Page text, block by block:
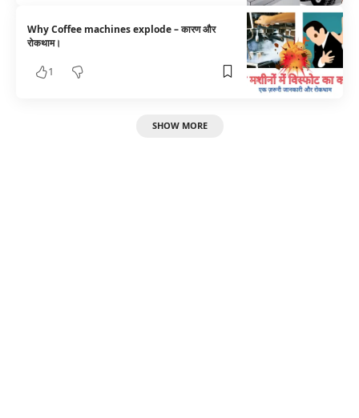
Why Coffee machines explode – कारण और
रोकथाम।
1
SHOW MORE